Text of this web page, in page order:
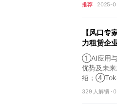
推荐 2025-
【风口
力租赁企
①AI应用与
优势及未
绍；
议将于8
营收模式
329 人解锁 ·